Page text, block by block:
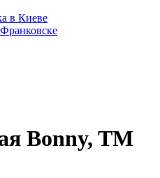
в Киеве
Bonny, TM